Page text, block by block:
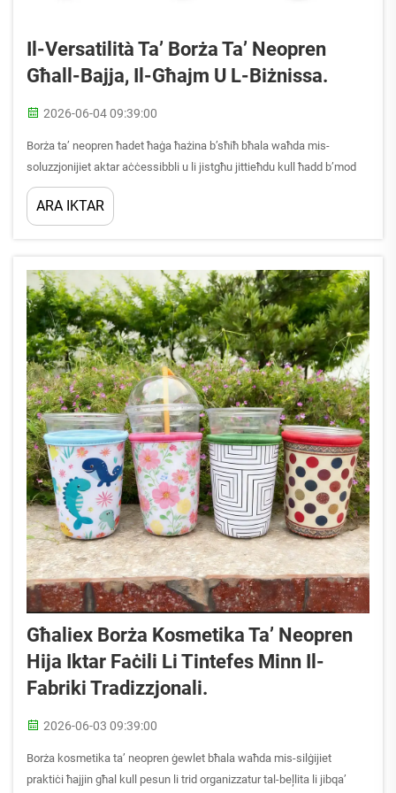
Il-Versatilità Ta’ Borża Ta’ Neopren
Għall-Bajja, Il-Għajm U L-Biżnissa.
2026-06-04 09:39:00
Borża ta’ neopren ħadet ħaġa ħażina b’sħiħ bħala waħda mis-
soluzzjonijiet aktar aċċessibbli u li jistgħu jittieħdu kull ħadd b’mod
ċert. Jekk inti tkun qed tirraħħis lejn il-bajja, tkun qed tirraħħis lejn il-
għajm jew tkun qed tagħmel il-biżnissa fil-mall, borża ta’ neopren
ARA IKTAR
Għaliex Borża Kosmetika Ta’ Neopren
Hija Iktar Faċili Li Tintefes Minn Il-
Fabriki Tradizzjonali.
2026-06-03 09:39:00
Borża kosmetika ta’ neopren ġewlet bħala waħda mis-silġijiet
praktiċi ħajjin għal kull pesun li trid organizzatur tal-beļlita li jibqa’